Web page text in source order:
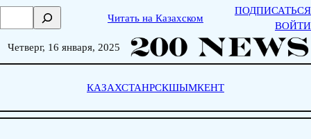
Skip
о
Читать на Казахском
ПОДПИСАТЬСЯ
ВОЙТИ
Четверг, 16 января, 2025
КАЗАХСТАНРСКШЫМКЕНТ